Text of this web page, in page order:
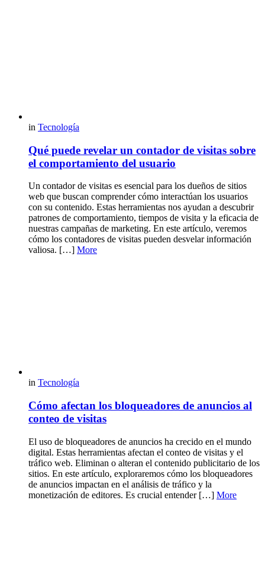
in Tecnología
Qué puede revelar un contador de visitas sobre
el comportamiento del usuario
Un contador de visitas es esencial para los dueños de sitios
web que buscan comprender cómo interactúan los usuarios
con su contenido. Estas herramientas nos ayudan a descubrir
patrones de comportamiento, tiempos de visita y la eficacia de
nuestras campañas de marketing. En este artículo, veremos
cómo los contadores de visitas pueden desvelar información
valiosa. […] More
in Tecnología
Cómo afectan los bloqueadores de anuncios al
conteo de visitas
El uso de bloqueadores de anuncios ha crecido en el mundo
digital. Estas herramientas afectan el conteo de visitas y el
tráfico web. Eliminan o alteran el contenido publicitario de los
sitios. En este artículo, exploraremos cómo los bloqueadores
de anuncios impactan en el análisis de tráfico y la
monetización de editores. Es crucial entender […] More